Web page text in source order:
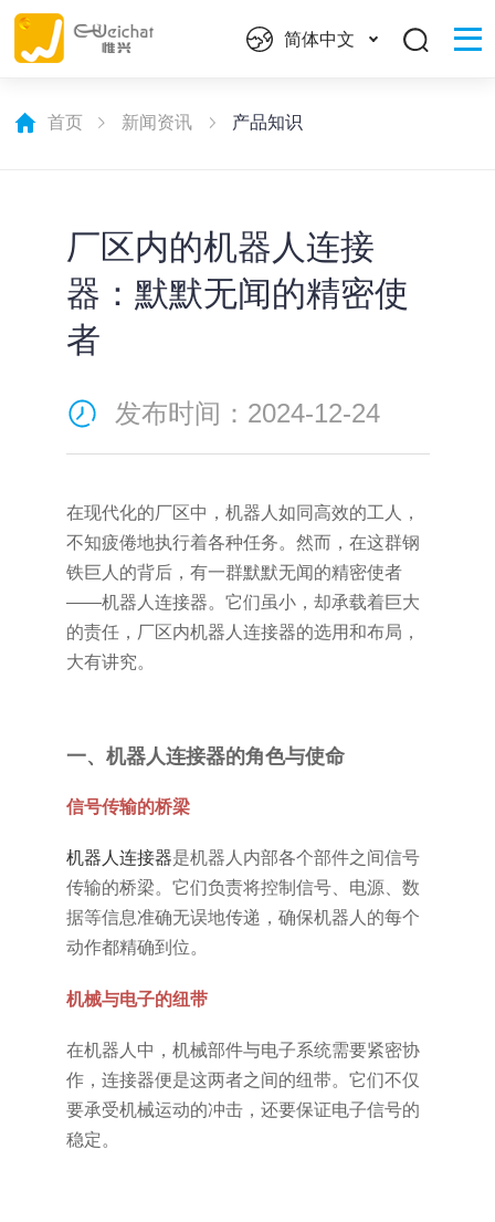
简体中文
首页 新闻资讯 产品知识
厂区内的机器人连接
器：默默无闻的精密使
者
发布时间：2024-12-24
在现代化的厂区中，机器人如同高效的工人，
不知疲倦地执行着各种任务。然而，在这群钢
铁巨人的背后，有一群默默无闻的精密使者
——机器人连接器。它们虽小，却承载着巨大
的责任，厂区内机器人连接器的选用和布局，
大有讲究。
一、机器人连接器的角色与使命
信号传输的桥梁
机器人连接器是机器人内部各个部件之间信号
传输的桥梁。它们负责将控制信号、电源、数
据等信息准确无误地传递，确保机器人的每个
动作都精确到位。
机械与电子的纽带
在机器人中，机械部件与电子系统需要紧密协
作，连接器便是这两者之间的纽带。它们不仅
要承受机械运动的冲击，还要保证电子信号的
稳定。